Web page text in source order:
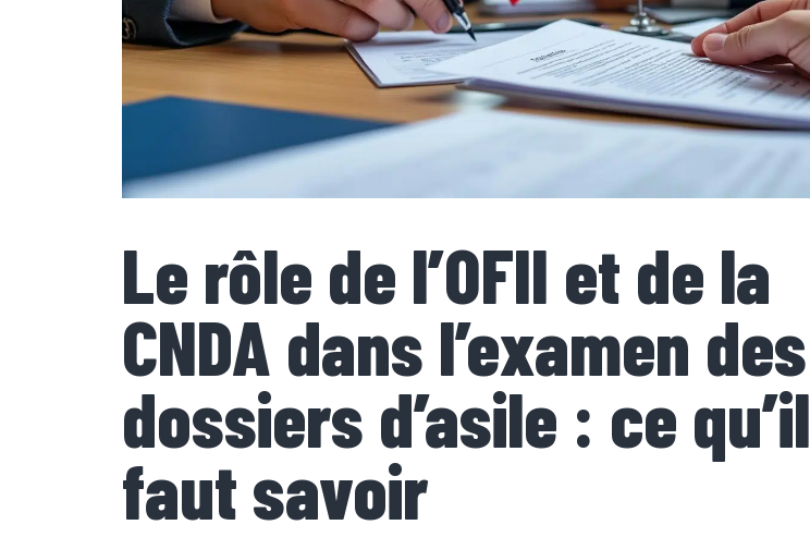
Le rôle de l’OFII et de la
CNDA dans l’examen des
dossiers d’asile : ce qu’il
faut savoir